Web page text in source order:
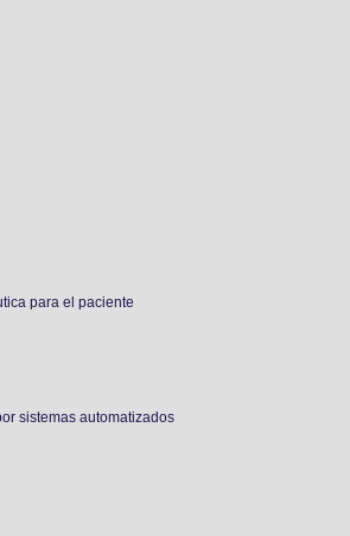
para el paciente
sistemas automatizados